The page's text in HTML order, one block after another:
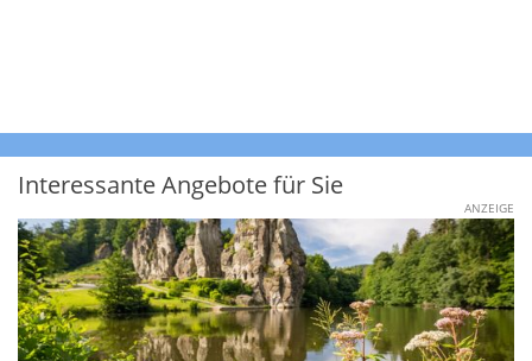
Interessante Angebote für Sie
ANZEIGE